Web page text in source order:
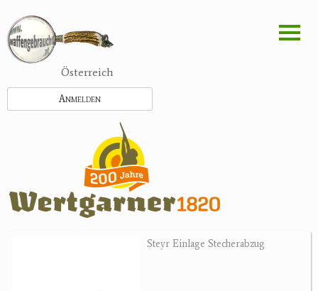
zum
Inhalt
Österreich
Anmelden
Steyr Einlage Stecherabzug